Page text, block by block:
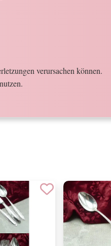
verursachen können.